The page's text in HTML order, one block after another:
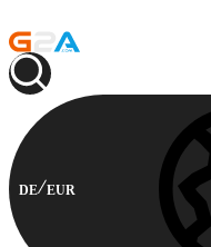
DE EUR